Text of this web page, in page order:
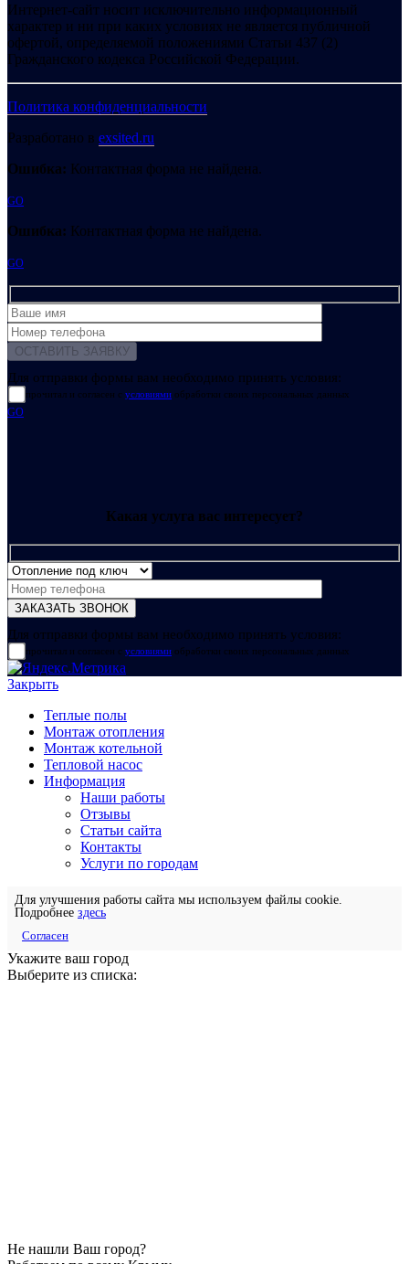
Интернет-сайт носит исключительно информационный
характер и ни при каких условиях не является публичной
офертой, определяемой положениями Статьи 437 (2)
Гражданского кодекса Российской Федерации.
Политика конфиденциальности
Разработано в exsited.ru
Ошибка: Контактная форма не найдена.
GO
Ошибка: Контактная форма не найдена.
GO
Для отправки формы вам необходимо принять условия:
прочитал и согласен с условиями обработки своих персональных данных
GO
Какая услуга вас интересует?
Для отправки формы вам необходимо принять условия:
прочитал и согласен с условиями обработки своих персональных данных
Закрыть
Теплые полы
Монтаж отопления
Монтаж котельной
Тепловой насос
Информация
Наши работы
Отзывы
Статьи сайта
Контакты
Услуги по городам
Для улучшения работы сайта мы используем файлы cookie.
Подробнее здесь
Согласен
Укажите ваш город
Выберите из списка:
Не нашли Ваш город?